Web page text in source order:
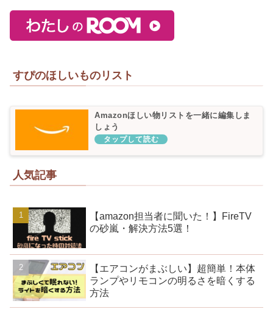
すぴのほしいものリスト
Amazonほしい物リストを一緒に編集しま
しょう
人気記事
【amazon担当者に聞いた！】FireTV
の砂嵐・解決方法5選！
【エアコンがまぶしい】超簡単！本体
ランプやリモコンの明るさを暗くする
方法